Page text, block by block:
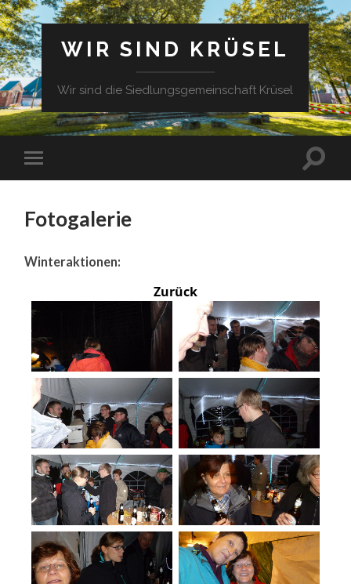
WIR SIND KRÜSEL
Wir sind die Siedlungsgemeinschaft Krüsel
Fotogalerie
Winteraktionen:
Zurück